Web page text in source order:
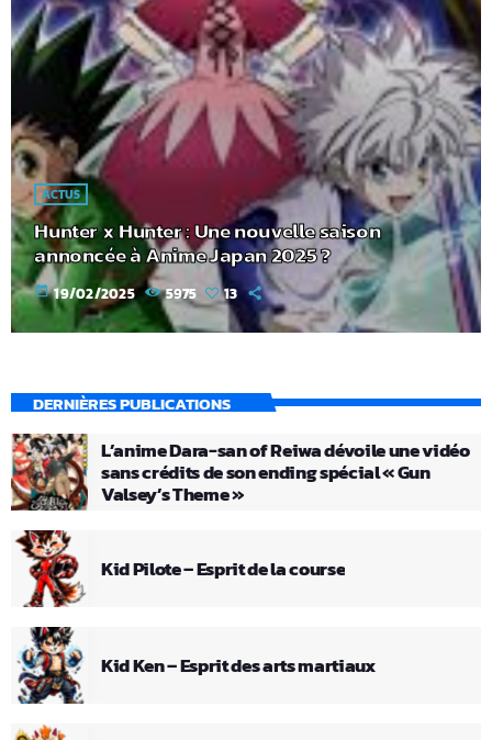
ACTUS
Hunter x Hunter : Une nouvelle saison
annoncée à Anime Japan 2025 ?
today 19/02/2025 5975 13
DERNIÈRES PUBLICATIONS
L’anime Dara-san of Reiwa dévoile une vidéo
sans crédits de son ending spécial « Gun
Valsey’s Theme »
Kid Pilote – Esprit de la course
Kid Ken – Esprit des arts martiaux